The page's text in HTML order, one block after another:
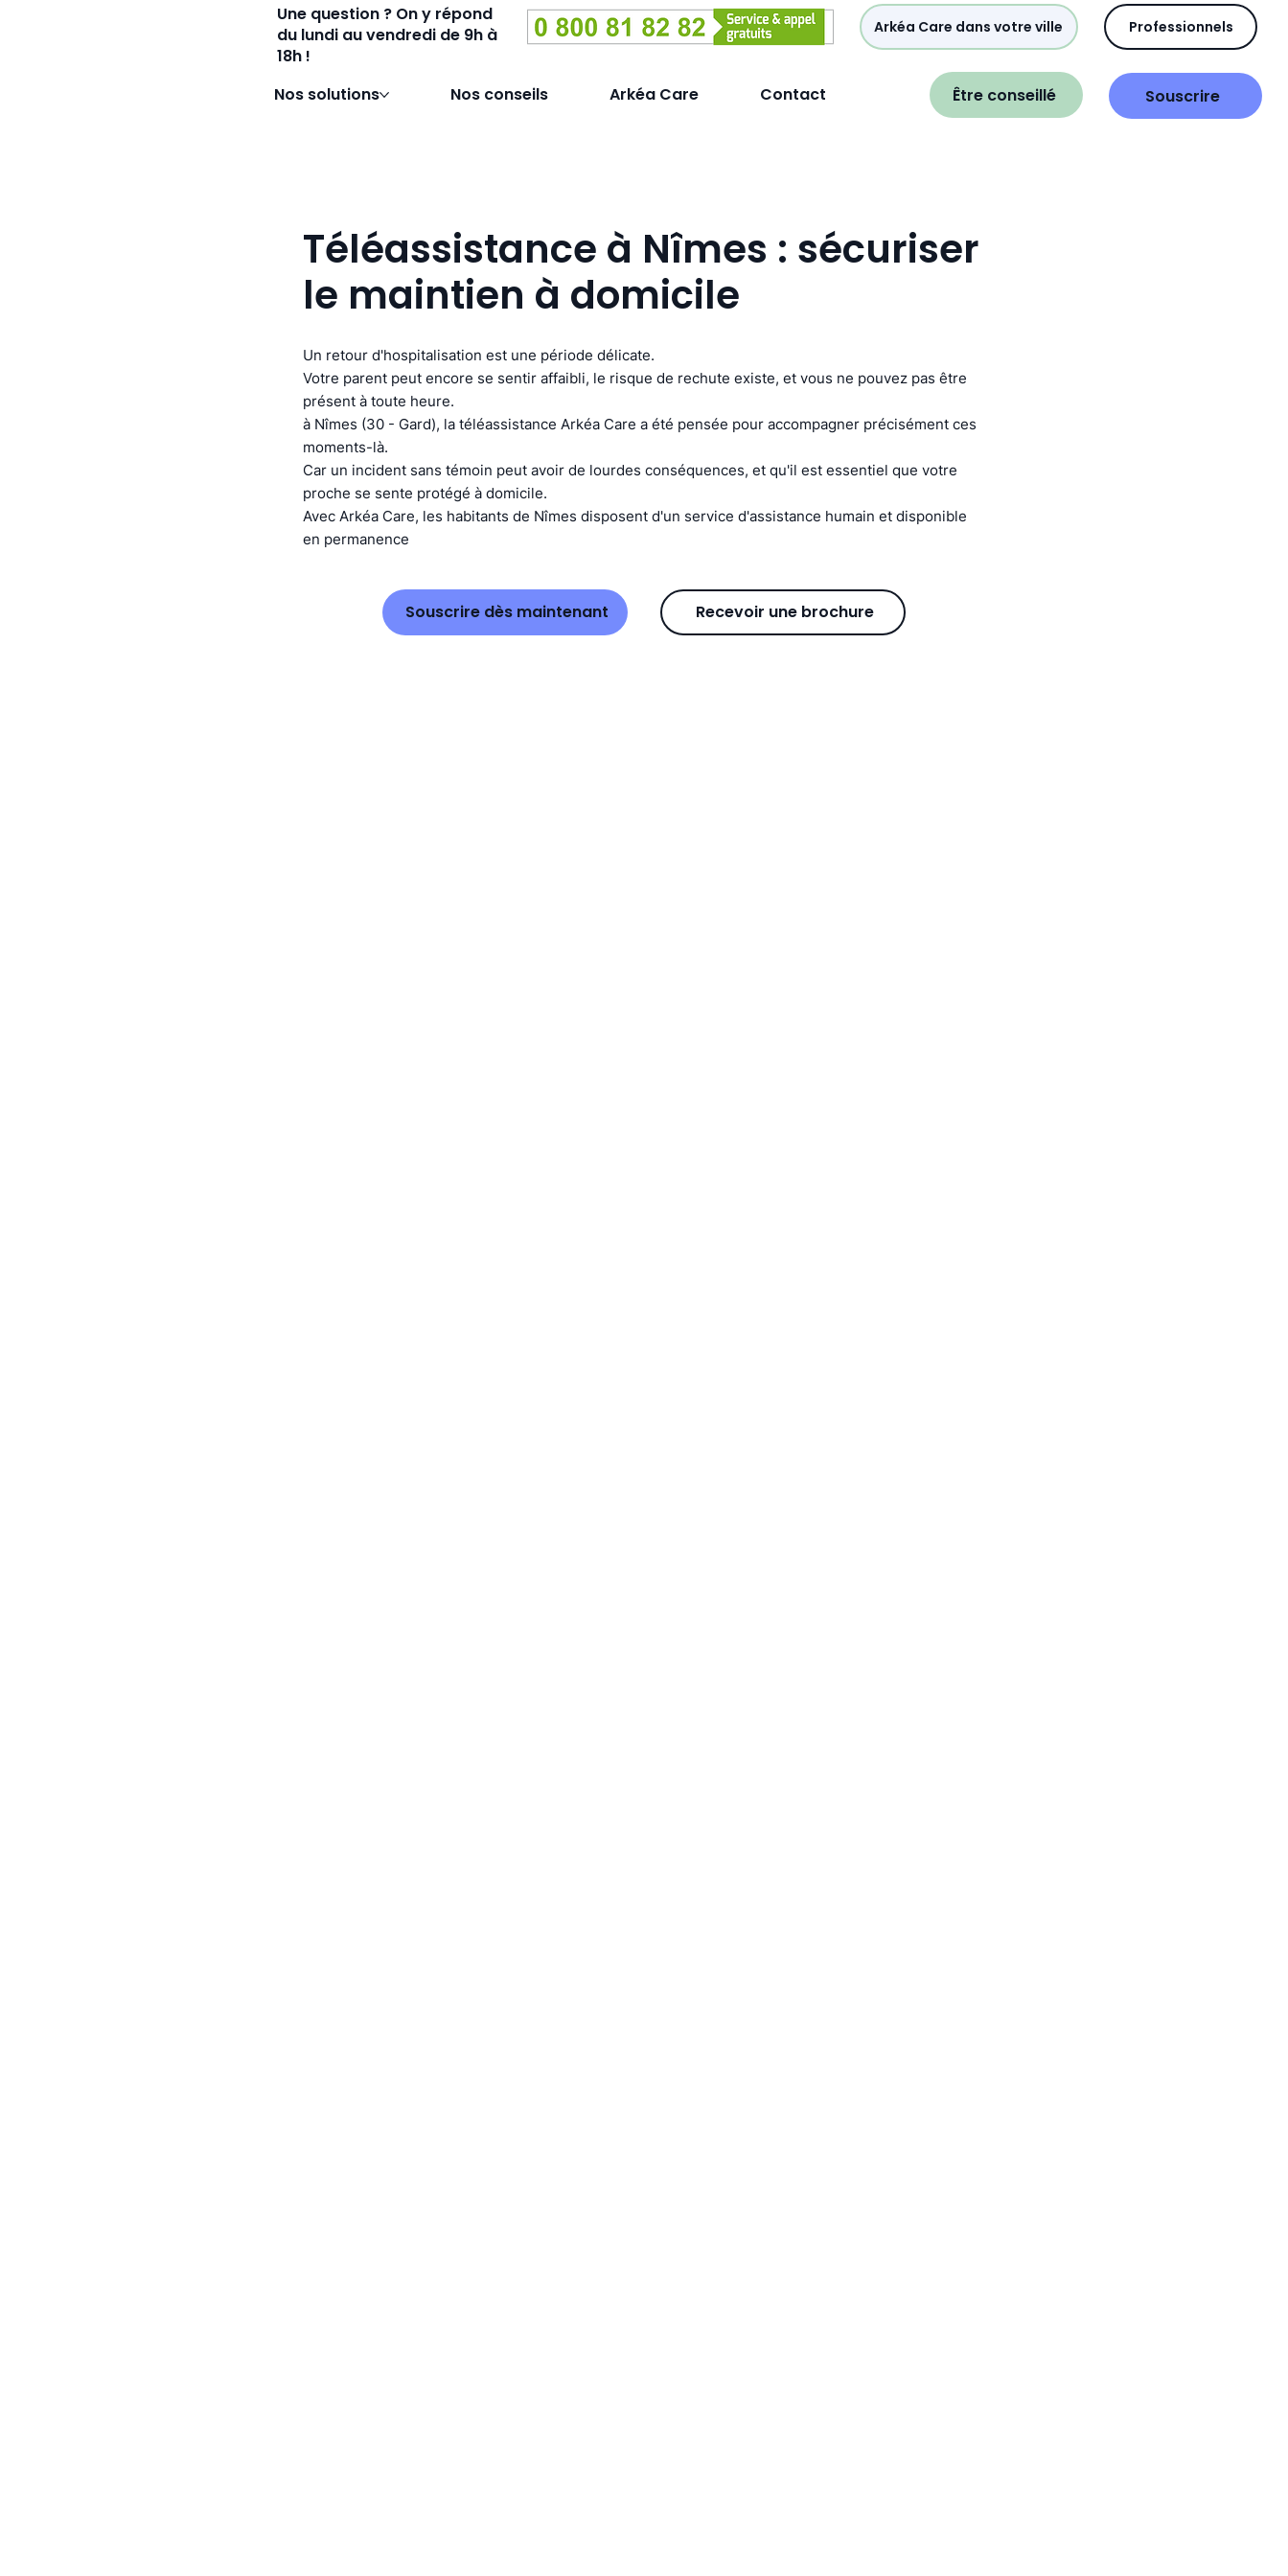
Une question ? On y répond
du lundi au vendredi de 9h à
18h !
Arkéa Care dans votre ville Professionnels
Nos solutions Nos conseils Arkéa Care Contact Être conseillé Souscrire
Téléassistance à Nîmes : sécuriser
le maintien à domicile
Un retour d'hospitalisation est une période délicate.
Votre parent peut encore se sentir affaibli, le risque de rechute existe, et vous ne pouvez pas être
présent à toute heure.
à Nîmes (30 - Gard), la téléassistance Arkéa Care a été pensée pour accompagner précisément ces
moments-là.
Car un incident sans témoin peut avoir de lourdes conséquences, et qu'il est essentiel que votre
proche se sente protégé à domicile.
Avec Arkéa Care, les habitants de Nîmes disposent d'un service d'assistance humain et disponible
en permanence
Souscrire dès maintenant Recevoir une brochure